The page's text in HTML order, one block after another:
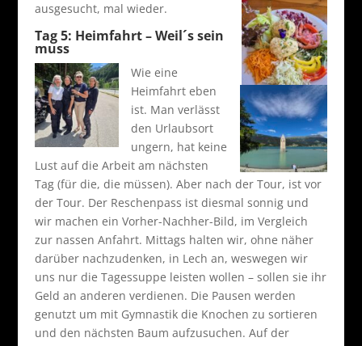
ausgesucht, mal wieder.
Tag 5: Heimfahrt – Weil´s sein
muss
Wie eine
Heimfahrt eben
ist. Man verlässt
den Urlaubsort
ungern, hat keine
Lust auf die Arbeit am nächsten
Tag (für die, die müssen). Aber nach der Tour, ist vor
der Tour. Der Reschenpass ist diesmal sonnig und
wir machen ein Vorher-Nachher-Bild, im Vergleich
zur nassen Anfahrt. Mittags halten wir, ohne näher
darüber nachzudenken, in Lech an, weswegen wir
uns nur die Tagessuppe leisten wollen – sollen sie ihr
Geld an anderen verdienen. Die Pausen werden
genutzt um mit Gymnastik die Knochen zu sortieren
und den nächsten Baum aufzusuchen. Auf der